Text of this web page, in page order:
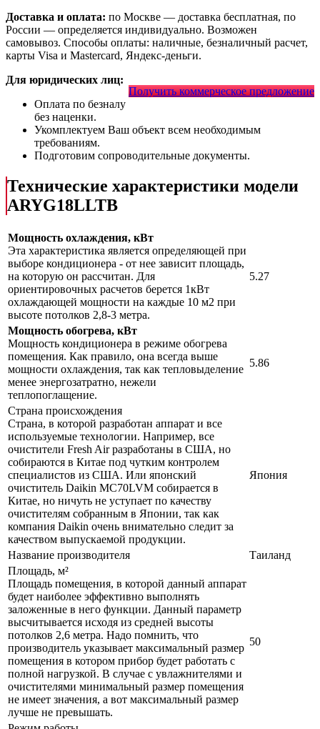
Доставка и оплата: по Москве — доставка бесплатная, по
России — определяется индивидуально. Возможен
самовывоз. Способы оплаты: наличные, безналичный расчет,
карты Visa и Mastercard, Яндекс-деньги.
Получить коммерческое предложение
Для юридических лиц:
Оплата по безналу
без наценки.
Укомплектуем Ваш объект всем необходимым
требованиям.
Подготовим сопроводительные документы.
Технические характеристики модели
ARYG18LLTB
Мощность охлаждения, кВт
Эта характеристика является определяющей при
выборе кондиционера - от нее зависит площадь,
на которую он рассчитан. Для
ориентировочных расчетов берется 1кВт
охлаждающей мощности на каждые 10 м2 при
высоте потолков 2,8-3 метра.
5.27
Мощность обогрева, кВт
Мощность кондиционера в режиме обогрева
помещения. Как правило, она всегда выше
мощности охлаждения, так как тепловыделение
менее энергозатратно, нежели
теплопоглащение.
5.86
Страна происхождения
Страна, в которой разработан аппарат и все
используемые технологии. Например, все
очистители Fresh Air разработаны в США, но
собираются в Китае под чутким контролем
специалистов из США. Или японский
очиститель Daikin MC70LVM собирается в
Китае, но ничуть не уступает по качеству
очистителям собранным в Японии, так как
компания Daikin очень внимательно следит за
качеством выпускаемой продукции.
Япония
Название производителя
Таиланд
Площадь, м²
Площадь помещения, в которой данный аппарат
будет наиболее эффективно выполнять
заложенные в него функции. Данный параметр
высчитывается исходя из средней высоты
потолков 2,6 метра. Надо помнить, что
производитель указывает максимальный размер
помещения в котором прибор будет работать с
полной нагрузкой. В случае с увлажнителями и
очистителями минимальный размер помещения
не имеет значения, а вот максимальный размер
лучше не превышать.
50